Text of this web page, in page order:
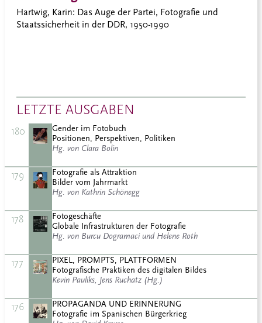
Hartwig, Karin: Das Auge der Partei, Fotografie und
Staatssicherheit in der DDR, 1950-1990
LETZTE AUSGABEN
180
Gender im Fotobuch
Positionen, Perspektiven, Politiken
Hg. von Clara Bolin
179
Fotografie als Attraktion
Bilder vom Jahrmarkt
Hg. von Kathrin Schönegg
178
Fotogeschäfte
Globale Infrastrukturen der Fotografie
Hg. von Burcu Dogramaci und Helene Roth
177
PIXEL, PROMPTS, PLATTFORMEN
Fotografische Praktiken des digitalen Bildes
Kevin Pauliks, Jens Ruchatz (Hg.)
176
PROPAGANDA UND ERINNERUNG
Fotografie im Spanischen Bürgerkrieg